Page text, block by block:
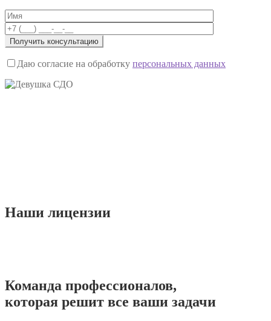
Даю согласие на обработку персональных данных
Наши лицензии
Команда профессионалов,
которая решит все ваши задачи